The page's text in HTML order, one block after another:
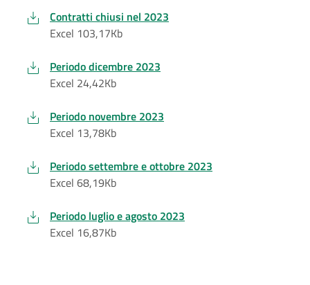
Contratti chiusi nel 2023
Excel 103,17Kb
Periodo dicembre 2023
Excel 24,42Kb
Periodo novembre 2023
Excel 13,78Kb
Periodo settembre e ottobre 2023
Excel 68,19Kb
Periodo luglio e agosto 2023
Excel 16,87Kb